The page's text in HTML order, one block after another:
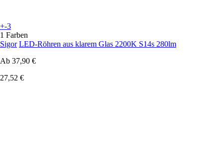
+-3
1 Farben
Sigor LED-Röhren aus klarem Glas 2200K S14s 280lm
Ab 37,90 €
27,52 €